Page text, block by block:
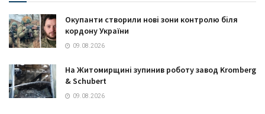
Окупанти створили нові зони контролю біля
кордону України
09.08.2026
На Житомирщині зупинив роботу завод Kromberg
& Schubert
09.08.2026